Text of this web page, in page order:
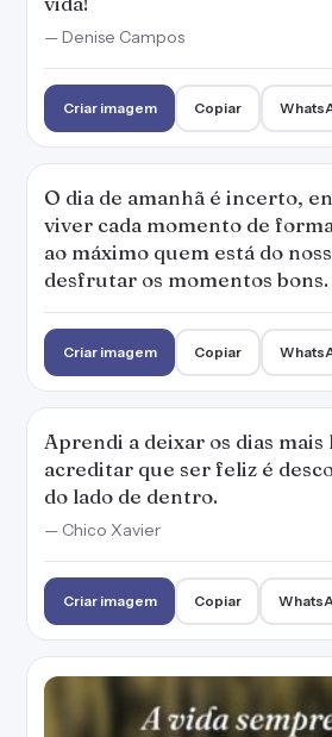
— Denise Campos
Criar imagem Copiar
O dia de amanhã é incerto,
viver cada momento de
ao máximo quem está do
desfrutar os momentos bons.
Criar imagem Copiar
Aprendi a deixar os dias mais
acreditar que ser feliz é
do lado de dentro.
— Chico Xavier
Criar imagem Copiar